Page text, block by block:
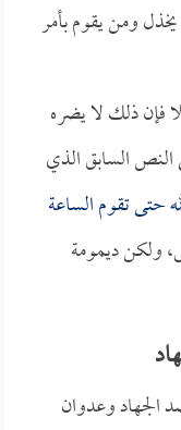
ومن يقوم بأمر
فإن ذلك لا يضره
السابق الذي
حتى تقوم الساعة
ولكن ديمومة
الجهاد وعدوان